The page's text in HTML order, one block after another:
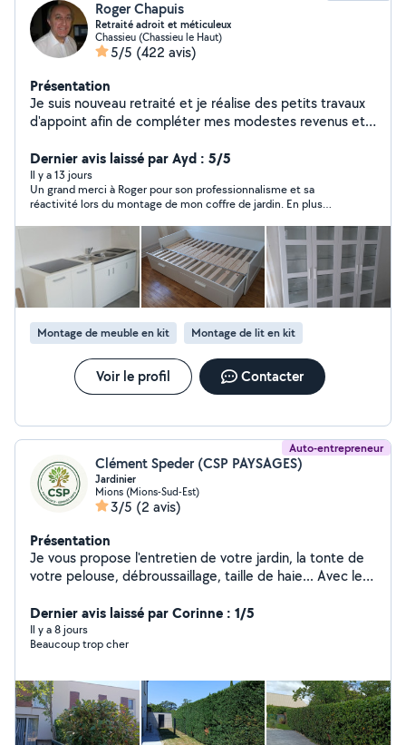
Roger Chapuis
Retraité adroit et méticuleux
Chassieu (Chassieu le Haut)
5/5 (422 avis)
Présentation
Je suis nouveau retraité et je réalise des petits travaux
d'appoint afin de compléter mes modestes revenus et
très bien outillé car en activité j'ai vendu pendant 32 ans
de l'outillage de grande marque destiné à une clientèle
de professionnels. Je fais du bricolage , pose d'étagères
, de miroirs , de tableaux , de décoration , de chatières ,
installation de radiateurs électriques et de supports TV ,
du montage de meubles neufs ( dressing , buffet , lit ,
commode , canapé , table , chaises etc...) du service à
la personne ( transport occasionnel aéroport ) et de la
garde de chats au domicile des propriétaires. Je ne
pose pas de tringles à rideaux , ni de luminaires , je ne
réalise pas de travaux de peinture , pas de travaux de
tapisserie , pas de travaux de carrelage , pas de travaux
de plomberie, pas de travaux de mécanique , pas de
travaux de manutention et pas de travaux d'extérieur
Dernier avis laissé par Ayd : 5/5
Il y a 13 jours
Un grand merci à Roger pour son professionnalisme et sa
réactivité lors du montage de mon coffre de jardin. En plus
simplement imbattable, je le recommande les yeux fermés !
Montage de meuble en kit Montage de lit en kit
Voir le profil Contacter
Auto-entrepreneur
Clément Speder (CSP PAYSAGES)
Jardinier
Mions (Mions-Sud-Est)
3/5 (2 avis)
Présentation
Je vous propose l'entretien de votre jardin, la tonte de
votre pelouse, débroussaillage, taille de haie... Avec le
de cuisine..
Dernier avis laissé par Corinne : 1/5
Il y a 8 jours
Beaucoup trop cher